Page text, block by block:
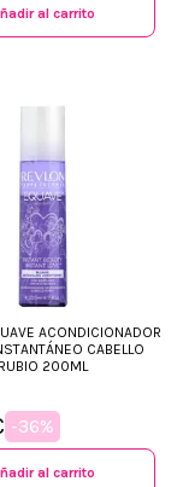
al carrito
ACONDICIONADOR
CABELLO
RUBIO 200ML
-36%
al carrito